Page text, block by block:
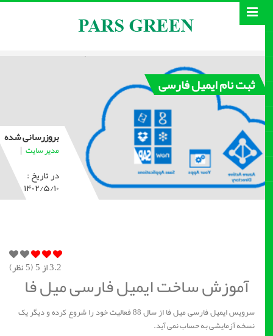
ثبت نام ایمیل فارسی
بروزرسانی شده
مدیر سایت |
در تاریخ :
۱۴۰۲/۵/۱۰
3.2از 5 ( 5نظر)
آموزش ساخت ایمیل فارسی میل فا
سرویس ایمیل فارسی میل فا از سال 88 فعالیت خود را شروع کرده و دیگر یک
نسخه آزمایشی به حساب نمی آید.